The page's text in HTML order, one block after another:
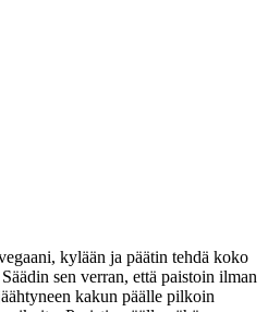
kylään ja päätin tehdä koko
sen verran, että paistoin ilman
kakun päälle pilkoin